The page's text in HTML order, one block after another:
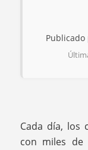
Publicado
Cada día, los
con miles de